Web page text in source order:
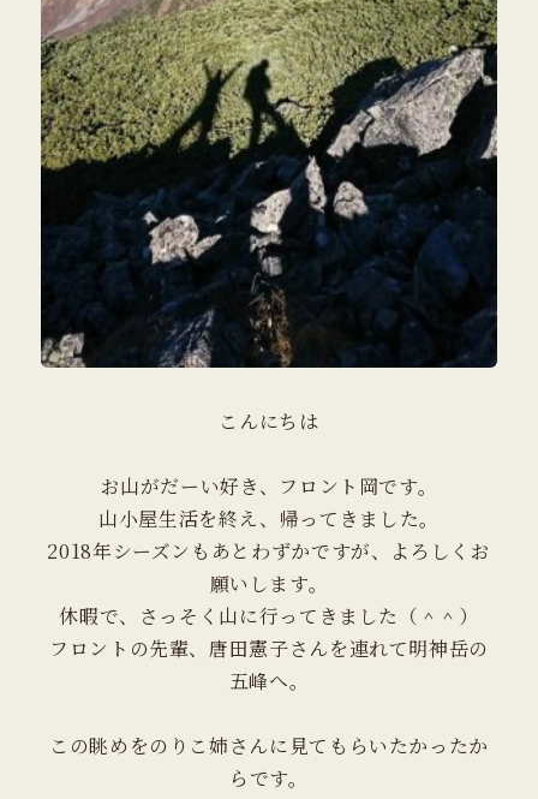
こんにちは
お山がだーい好き、フロント岡です。
山小屋生活を終え、帰ってきました。
2018年シーズンもあとわずかですが、よろしくお
願いします。
休暇で、さっそく山に行ってきました（＾＾）
フロントの先輩、唐田憲子さんを連れて明神岳の
五峰へ。
​この眺めをのりこ姉さんに見てもらいたかったか
らです。